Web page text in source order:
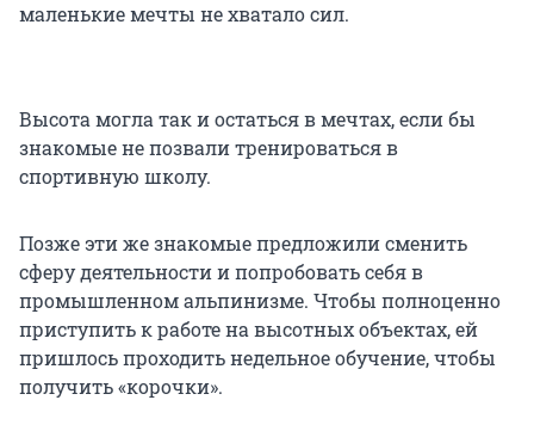
маленькие мечты не хватало сил.
Высота могла так и остаться в мечтах, если бы
знакомые не позвали тренироваться в
спортивную школу.
Позже эти же знакомые предложили сменить
сферу деятельности и попробовать себя в
промышленном альпинизме. Чтобы полноценно
приступить к работе на высотных объектах, ей
пришлось проходить недельное обучение, чтобы
получить «корочки».